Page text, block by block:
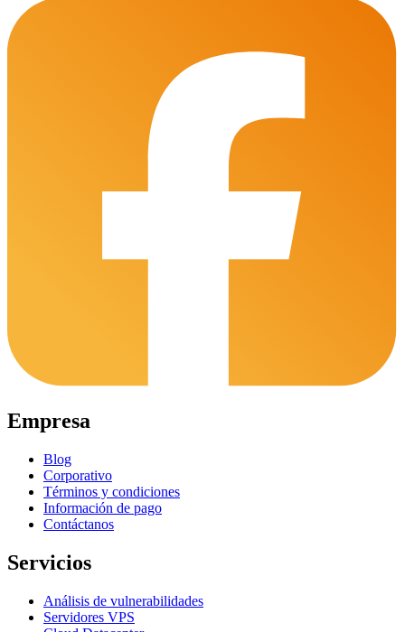
Empresa
Blog
Corporativo
Términos y condiciones
Información de pago
Contáctanos
Servicios
Análisis de vulnerabilidades
Servidores VPS